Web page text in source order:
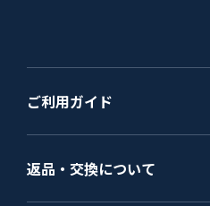
ご利用ガイド
返品・交換について